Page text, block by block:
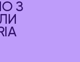
З